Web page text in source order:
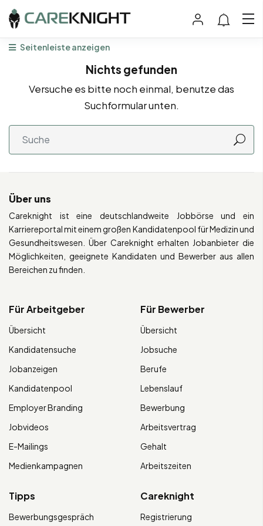
Seitenleiste anzeigen
Nichts gefunden
Versuche es bitte noch einmal, benutze das
Suchformular unten.
Über uns
Careknight ist eine deutschlandweite Jobbörse und ein
Karriereportal mit einem großen Kandidatenpool für Medizin und
Gesundheitswesen. Über Careknight erhalten Jobanbieter die
Möglichkeiten, geeignete Kandidaten und Bewerber aus allen
Bereichen zu finden.
Für Arbeitgeber
Übersicht
Kandidatensuche
Jobanzeigen
Kandidatenpool
Employer Branding
Jobvideos
E-Mailings
Medienkampagnen
Für Bewerber
Übersicht
Jobsuche
Berufe
Lebenslauf
Bewerbung
Arbeitsvertrag
Gehalt
Arbeitszeiten
Tipps
Bewerbungsgespräch
Careknight
Registrierung